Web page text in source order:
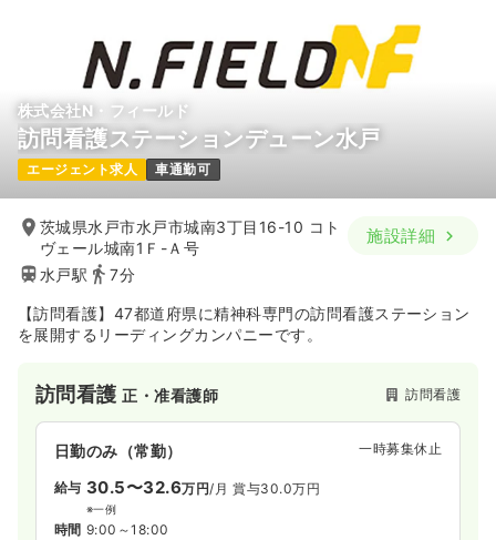
株式会社N・フィールド
訪問看護ステーションデューン水戸
エージェント求人 車通勤可
茨城県水戸市水戸市城南3丁目16-10 コト
ヴェール城南1Ｆ-Ａ号
水戸駅
7分
施設詳細
【訪問看護】47都道府県に精神科専門の訪問看護ステーション
を展開するリーディングカンパニーです。
訪問看護正・准看護師 訪問看護
日勤のみ（常勤） 一時募集休止
給与 30.5〜32.6万円/月 賞与30.0万円
※一例
時間 9:00～18:00